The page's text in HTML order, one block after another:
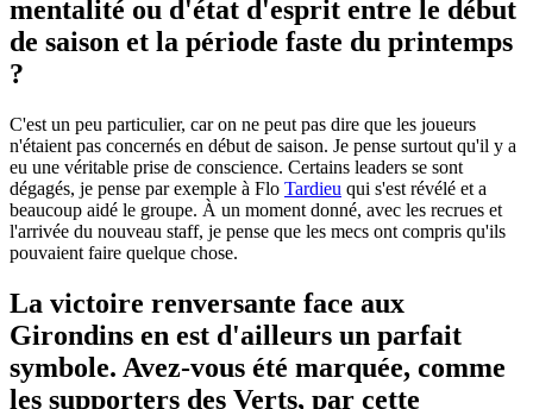
mentalité ou d'état d'esprit entre le début
de saison et la période faste du printemps
?
C'est un peu particulier, car on ne peut pas dire que les joueurs
n'étaient pas concernés en début de saison. Je pense surtout qu'il y a
eu une véritable prise de conscience. Certains leaders se sont
dégagés, je pense par exemple à Flo Tardieu qui s'est révélé et a
beaucoup aidé le groupe. À un moment donné, avec les recrues et
l'arrivée du nouveau staff, je pense que les mecs ont compris qu'ils
pouvaient faire quelque chose.
La victoire renversante face aux
Girondins en est d'ailleurs un parfait
symbole. Avez-vous été marquée, comme
les supporters des Verts, par cette